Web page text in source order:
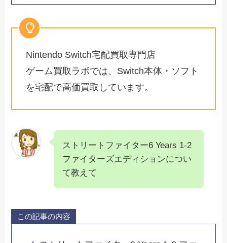
Nintendo Switch宅配買取専門店
ゲーム買取ラボでは、Switch本体・ソフト
を宅配で高価買取しています。
ストリートファイター6 Years 1-2
ファイターズエディションについ
て教えて
この記事の内容